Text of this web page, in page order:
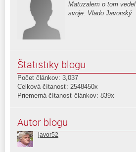
Matuzalem o tom vedel
svoje. Vlado Javorský
Štatistiky blogu
Počet článkov: 3,037
Celková čítanosť: 2548450x
Priemerná čítanosť článkov: 839x
Autor blogu
javor52